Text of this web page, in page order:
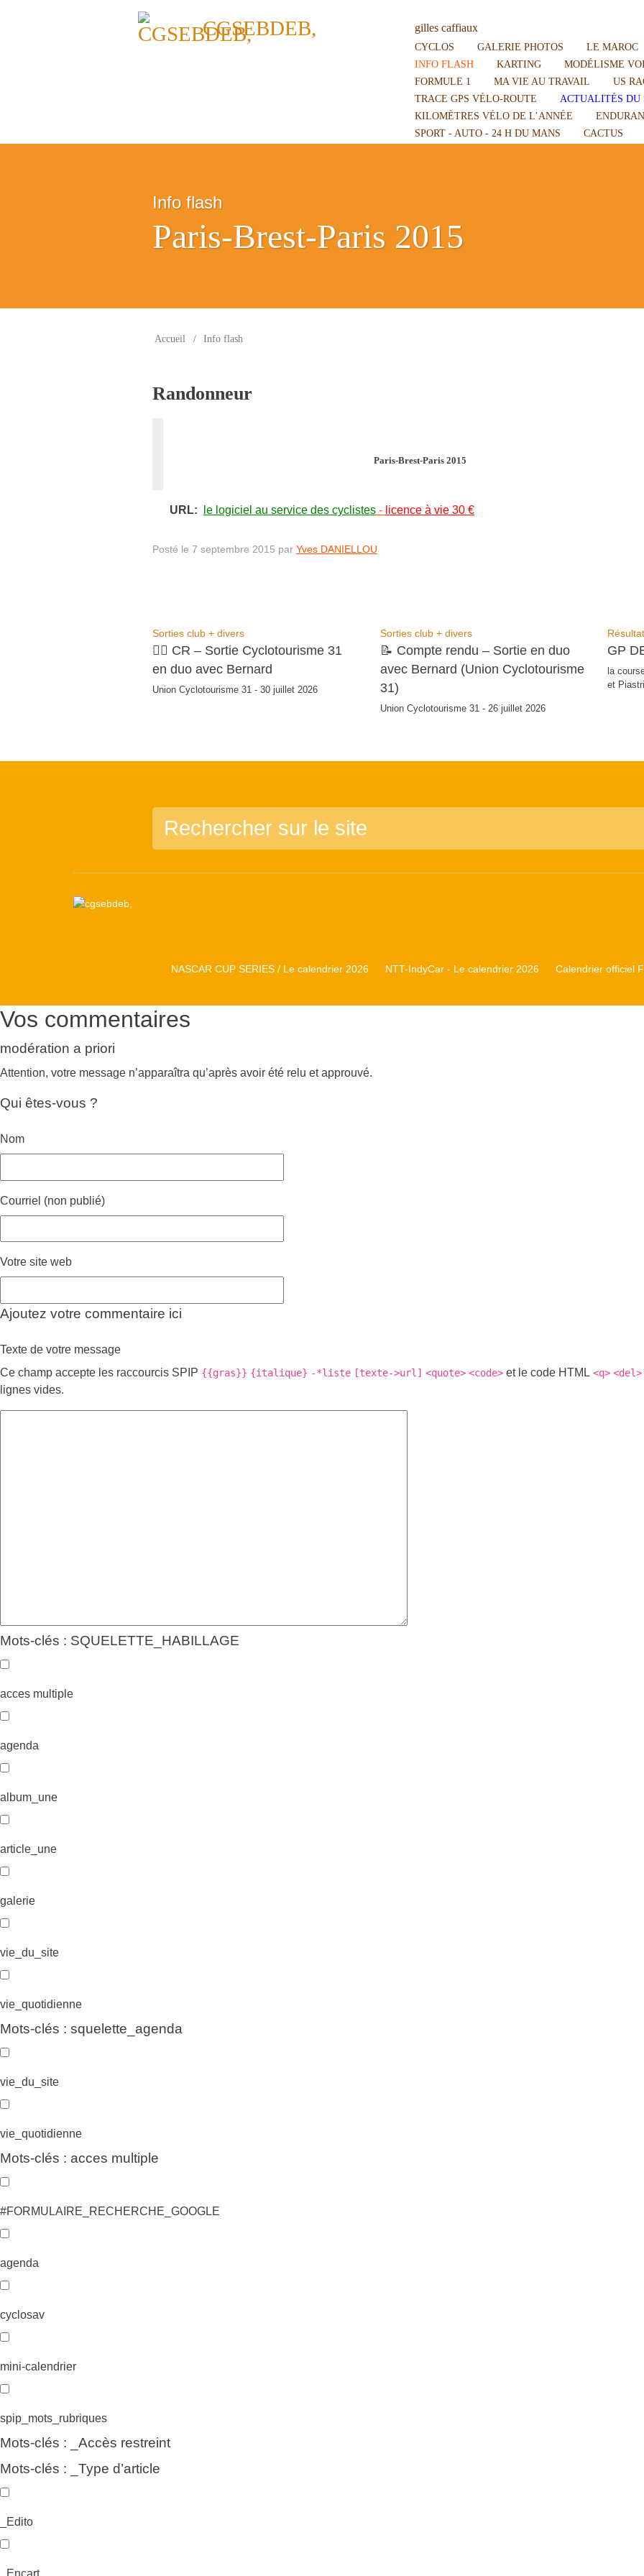
CGSEBDEB, gilles caffiaux
CYCLOS GALERIE PHOTOS LE MAROC
INFO FLASH
KARTING
MODÉLISME
FORMULE 1
MA VIE AU TRAVAIL US
TRACE GPS VÉLO-ROUTE
ACTUALITÉS DU
KILOMÈTRES VÉLO DE L’ANNÉE
SPORT - AUTO - 24 H DU MANS
CACTUS
Info flash
Paris-Brest-Paris 2015
Accueil / Info flash
Randonneur
Paris-Brest-Paris 2015
URL: le logiciel au service des cyclistes - licence à vie 30 €
Posté le 7 septembre 2015 par Yves DANIELLOU
Sorties club + divers
🚴‍♂️ CR – Sortie Cyclotourisme 31
en duo avec Bernard
Union Cyclotourisme 31 - 30 juillet 2026
Sorties club + divers
📝 Compte rendu – Sortie en duo
avec Bernard (Union Cyclotourisme
31)
Union Cyclotourisme 31 - 26 juillet 2026
GP
la
et
NASCAR CUP SERIES / Le calendrier 2026 NTT-IndyCar - Le calendrier 2026 Calendrier officiel
Vos commentaires
modération a priori
Attention, votre message n’apparaîtra qu’après avoir été relu et approuvé.
Qui êtes-vous ?
Nom
Courriel (non publié)
Votre site web
Ajoutez votre commentaire ici
Texte de votre message
Ce champ accepte les raccourcis SPIP {{gras}} {italique} -*liste [texte->url] <quote> <code> et le code HTML <q> <del>
lignes vides.
Mots-clés : SQUELETTE_HABILLAGE
acces multiple
agenda
album_une
article_une
galerie
vie_du_site
vie_quotidienne
Mots-clés : squelette_agenda
vie_du_site
vie_quotidienne
Mots-clés : acces multiple
#FORMULAIRE_RECHERCHE_GOOGLE
agenda
cyclosav
mini-calendrier
spip_mots_rubriques
Mots-clés : _Accès restreint
Mots-clés : _Type d’article
_Edito
_Encart